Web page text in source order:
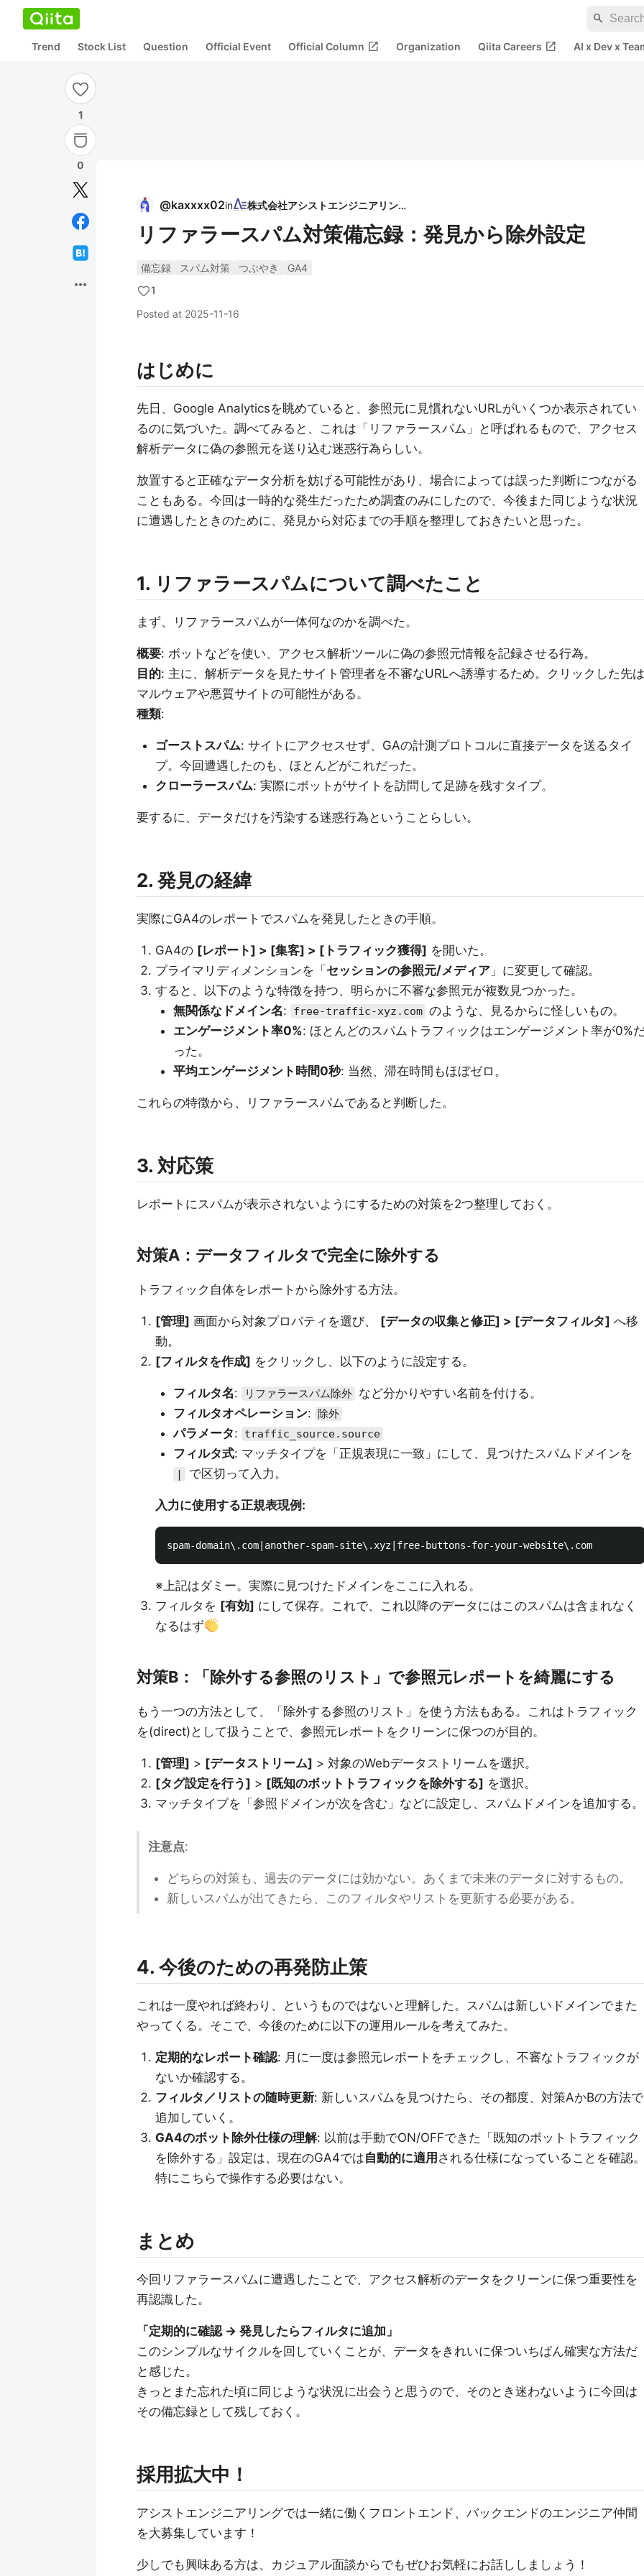
search
Trend Stock List Question Official Event Official Column open_in_new Organization Qiita Careers open_in_new AI x Dev x
1
0
more_horiz
@kaxxxx02in 株式会社アシストエンジニアリング
リファラースパム対策備忘録：発見から除外設定
備忘録 スパム対策 つぶやき
GA4
1
Posted at 2025-11-16
はじめに
先日、Google Analyticsを眺めていると、参照元に見慣れないURLがいくつか表示されてい
るのに気づいた。調べてみると、これは「リファラースパム」と呼ばれるもので、アクセス
解析データに偽の参照元を送り込む迷惑行為らしい。
放置すると正確なデータ分析を妨げる可能性があり、場合によっては誤った判断につながる
こともある。今回は一時的な発生だったため調査のみにしたので、今後また同じような状況
に遭遇したときのために、発見から対応までの手順を整理しておきたいと思った。
1. リファラースパムについて調べたこと
まず、リファラースパムが一体何なのかを調べた。
概要: ボットなどを使い、アクセス解析ツールに偽の参照元情報を記録させる行為。
目的: 主に、解析データを見たサイト管理者を不審なURLへ誘導するため。クリックした先は
マルウェアや悪質サイトの可能性がある。
種類:
ゴーストスパム: サイトにアクセスせず、GAの計測プロトコルに直接データを送るタイ
プ。今回遭遇したのも、ほとんどがこれだった。
クローラースパム: 実際にボットがサイトを訪問して足跡を残すタイプ。
要するに、データだけを汚染する迷惑行為ということらしい。
2. 発見の経緯
実際にGA4のレポートでスパムを発見したときの手順。
GA4の [レポート] > [集客] > [トラフィック獲得] を開いた。
プライマリディメンションを「 セッションの参照元/メディア」に変更して確認。
すると、以下のような特徴を持つ、明らかに不審な参照元が複数見つかった。
無関係なドメイン名: free-traffic-xyz.com のような、見るからに怪しいもの。
エンゲージメント率0%: ほとんどのスパムトラフィックはエンゲージメント率が0%
った。
平均エンゲージメント時間0秒: 当然、滞在時間もほぼゼロ。
これらの特徴から、リファラースパムであると判断した。
3. 対応策
レポートにスパムが表示されないようにするための対策を2つ整理しておく。
対策A：データフィルタで完全に除外する
トラフィック自体をレポートから除外する方法。
[管理] 画面から対象プロパティを選び、 [データの収集と修正] > [データフィルタ] へ移
動。
[フィルタを作成] をクリックし、以下のように設定する。
フィルタ名: リファラースパム除外 など分かりやすい名前を付ける。
フィルタオペレーション: 除外
パラメータ: traffic_source.source
フィルタ式: マッチタイプを「正規表現に一致」にして、見つけたスパムドメインを
| で区切って入力。
入力に使用する正規表現例:
spam-domain\.com|another-spam-site\.xyz|free-buttons-for-your-website\.com
※上記はダミー。実際に見つけたドメインをここに入れる。
フィルタを [有効] にして保存。これで、これ以降のデータにはこのスパムは含まれなく
なるはず
対策B：「除外する参照のリスト」で参照元レポートを綺麗にする
もう一つの方法として、「除外する参照のリスト」を使う方法もある。これはトラフィック
を(direct)として扱うことで、参照元レポートをクリーンに保つのが目的。
[管理] > [データストリーム] > 対象のWebデータストリームを選択。
[タグ設定を行う] > [既知のボットトラフィックを除外する] を選択。
マッチタイプを「参照ドメインが次を含む」などに設定し、スパムドメインを追加する。
注意点:
どちらの対策も、過去のデータには効かない。あくまで未来のデータに対するもの。
新しいスパムが出てきたら、このフィルタやリストを更新する必要がある。
4. 今後のための再発防止策
これは一度やれば終わり、というものではないと理解した。スパムは新しいドメインでまた
やってくる。そこで、今後のために以下の運用ルールを考えてみた。
定期的なレポート確認: 月に一度は参照元レポートをチェックし、不審なトラフィックが
ないか確認する。
フィルタ／リストの随時更新: 新しいスパムを見つけたら、その都度、対策AかBの方法で
追加していく。
GA4のボット除外仕様の理解: 以前は手動でON/OFFできた「既知のボットトラフィック
を除外する」設定は、現在のGA4では自動的に適用 される仕様になっていることを確認
特にこちらで操作する必要はない。
まとめ
今回リファラースパムに遭遇したことで、アクセス解析のデータをクリーンに保つ重要性を
再認識した。
「定期的に確認 → 発見したらフィルタに追加」
このシンプルなサイクルを回していくことが、データをきれいに保ついちばん確実な方法だ
と感じた。
きっとまた忘れた頃に同じような状況に出会うと思うので、そのとき迷わないように今回は
その備忘録として残しておく。
採用拡大中！
アシストエンジニアリングでは一緒に働くフロントエンド、バックエンドのエンジニア仲間
を大募集しています！
少しでも興味ある方は、カジュアル面談からでもぜひお気軽にお話ししましょう！